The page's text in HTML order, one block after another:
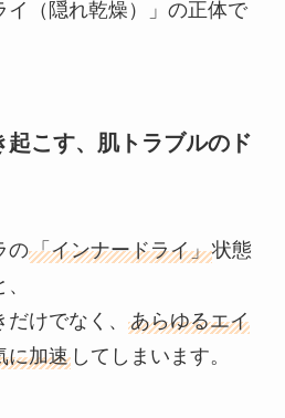
イ（隠れ乾燥）」の正体で
起こす、肌トラブルのド
の「インナードライ」状態
けでなく、 あらゆるエイ
に加速してしまいます。